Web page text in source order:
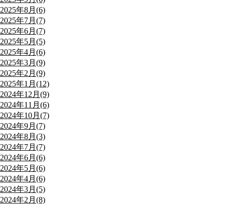
2025年8月(6)
2025年7月(7)
2025年6月(7)
2025年5月(5)
2025年4月(6)
2025年3月(9)
2025年2月(9)
2025年1月(12)
2024年12月(9)
2024年11月(6)
2024年10月(7)
2024年9月(7)
2024年8月(3)
2024年7月(7)
2024年6月(6)
2024年5月(6)
2024年4月(6)
2024年3月(5)
2024年2月(8)